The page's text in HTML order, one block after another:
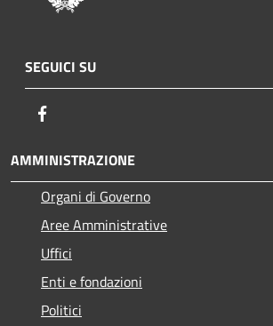
SEGUICI SU
AMMINISTRAZIONE
Organi di Governo
Aree Amministrative
Uffici
Enti e fondazioni
Politici